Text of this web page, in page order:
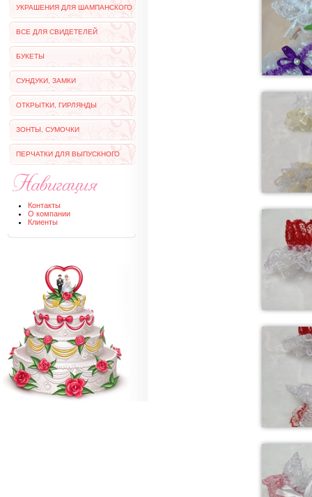
УКРАШЕНИЯ ДЛЯ ШАМПАНСКОГО
ВСЕ ДЛЯ СВИДЕТЕЛЕЙ
БУКЕТЫ
СУНДУКИ, ЗАМКИ
ОТКРЫТКИ, ГИРЛЯНДЫ
ЗОНТЫ, СУМОЧКИ
ПЕРЧАТКИ ДЛЯ ВЫПУСКНОГО
Контакты
О компании
Клиенты